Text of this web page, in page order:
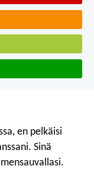
en pelkäisi
Sinä